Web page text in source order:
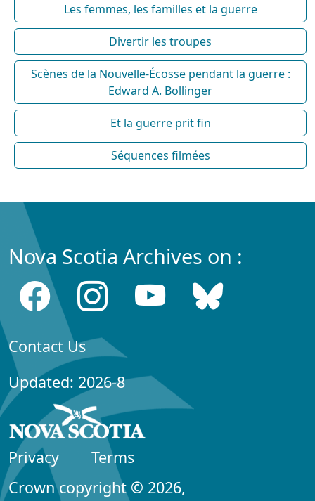
Les femmes, les familles et la guerre
Divertir les troupes
Scènes de la Nouvelle-Écosse pendant la guerre :
Edward A. Bollinger
Et la guerre prit fin
Séquences filmées
Nova Scotia Archives on :
Contact Us
Updated: 2026-8
Privacy
Terms
Crown copyright © 2026,